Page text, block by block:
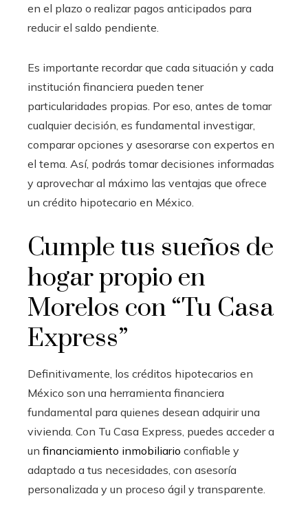
en el plazo o realizar pagos anticipados para
reducir el saldo pendiente.
Es importante recordar que cada situación y cada
institución financiera pueden tener
particularidades propias. Por eso, antes de tomar
cualquier decisión, es fundamental investigar,
comparar opciones y asesorarse con expertos en
el tema. Así, podrás tomar decisiones informadas
y aprovechar al máximo las ventajas que ofrece
un crédito hipotecario en México.
Cumple tus sueños de
hogar propio en
Morelos con “Tu Casa
Express”
Definitivamente, los créditos hipotecarios en
México son una herramienta financiera
fundamental para quienes desean adquirir una
vivienda. Con Tu Casa Express, puedes acceder a
un financiamiento inmobiliario confiable y
adaptado a tus necesidades, con asesoría
personalizada y un proceso ágil y transparente.